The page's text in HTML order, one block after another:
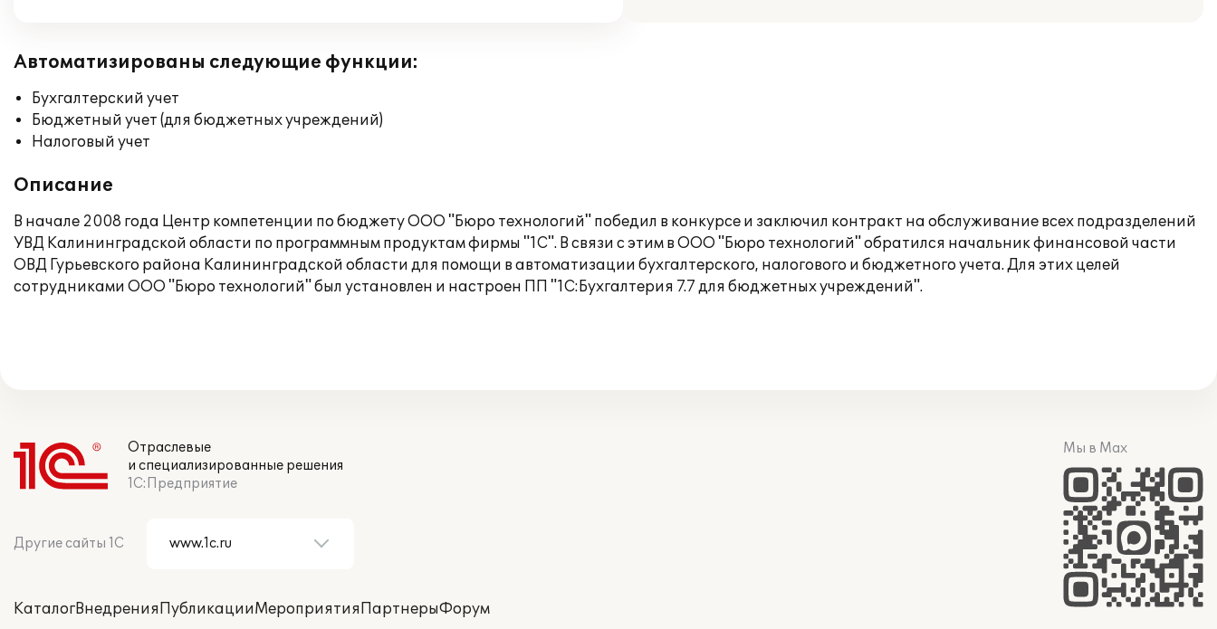
Автоматизированы следующие функции:
Бухгалтерский учет
Бюджетный учет (для бюджетных учреждений)
Налоговый учет
Описание
В начале 2008 года Центр компетенции по бюджету ООО "Бюро технологий" победил в конкурсе и заключил контракт на обслуживание всех подразделений
УВД Калининградской области по программным продуктам фирмы "1С". В связи с этим в ООО "Бюро технологий" обратился начальник финансовой части
ОВД Гурьевского района Калининградской области для помощи в автоматизации бухгалтерского, налогового и бюджетного учета. Для этих целей
сотрудниками ООО "Бюро технологий" был установлен и настроен ПП "1С:Бухгалтерия 7.7 для бюджетных учреждений".
Отраслевые
и специализированные решения
1С:Предприятие
Другие сайты 1С
КаталогВнедренияПубликацииМероприятияПартнерыФорум
Мы в Max